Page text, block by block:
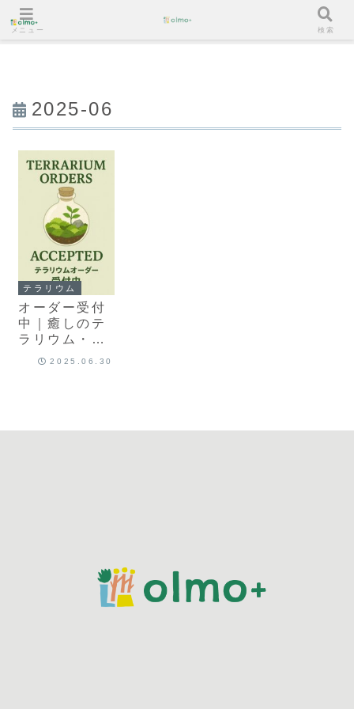
2025-06
テラリウム
オーダー受付
中｜癒しのテ
ラリウム・ビ
バリウムをあ
2025.06.30
メニュー 検索